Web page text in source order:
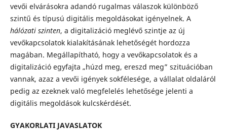
vevői elvárásokra adandó rugalmas válaszok különböző
szintű és típusú digitális megoldásokat igényelnek. A
hálózati szinten, a digitalizáció meglévő szintje az új
vevőkapcsolatok kialakításának lehetőségét hordozza
magában. Megállapítható, hogy a vevőkapcsolatok és a
digitalizáció egyfajta „húzd meg, ereszd meg” szituációban
vannak, azaz a vevői igények sokfélesége, a vállalat oldaláról
pedig az ezeknek való megfelelés lehetősége jelenti a
digitális megoldások kulcskérdését.
GYAKORLATI JAVASLATOK